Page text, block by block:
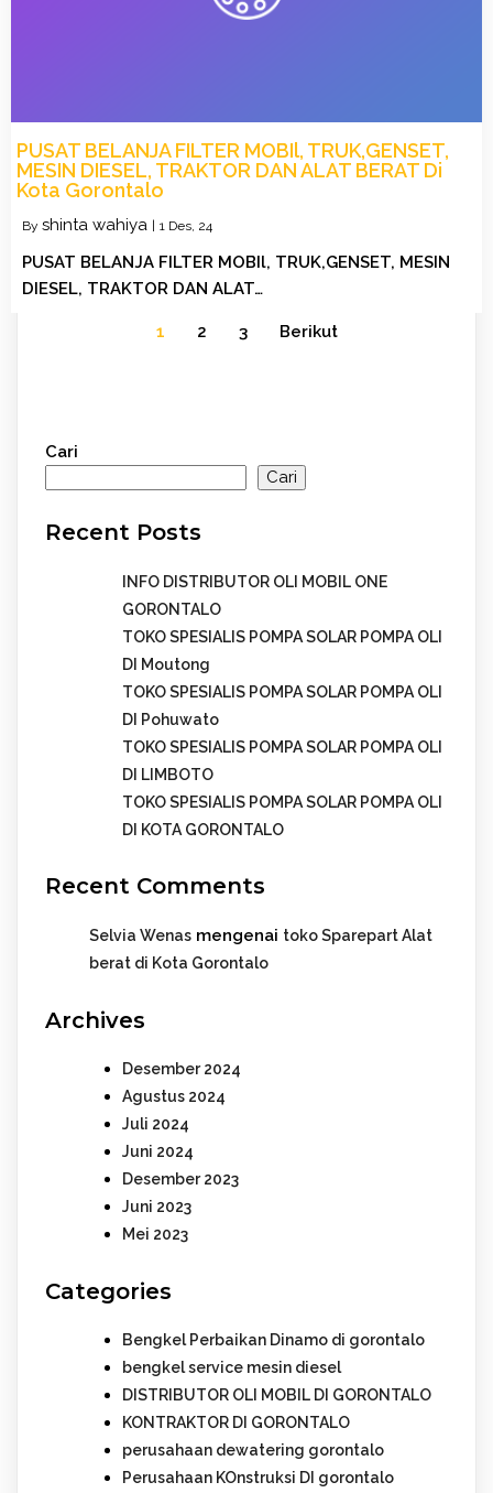
PUSAT BELANJA FILTER MOBIl, TRUK,GENSET,
MESIN DIESEL, TRAKTOR DAN ALAT BERAT Di
Kota Gorontalo
By shinta wahiya | 1 Des, 24
PUSAT BELANJA FILTER MOBIl, TRUK,GENSET, MESIN
DIESEL, TRAKTOR DAN ALAT…
1 2 3 Berikut
Cari
Cari
Recent Posts
INFO DISTRIBUTOR OLI MOBIL ONE
GORONTALO
TOKO SPESIALIS POMPA SOLAR POMPA OLI
DI Moutong
TOKO SPESIALIS POMPA SOLAR POMPA OLI
DI Pohuwato
TOKO SPESIALIS POMPA SOLAR POMPA OLI
DI LIMBOTO
TOKO SPESIALIS POMPA SOLAR POMPA OLI
DI KOTA GORONTALO
Recent Comments
Selvia Wenas mengenai toko Sparepart Alat
berat di Kota Gorontalo
Archives
Desember 2024
Agustus 2024
Juli 2024
Juni 2024
Desember 2023
Juni 2023
Mei 2023
Categories
Bengkel Perbaikan Dinamo di gorontalo
bengkel service mesin diesel
DISTRIBUTOR OLI MOBIL DI GORONTALO
KONTRAKTOR DI GORONTALO
perusahaan dewatering gorontalo
Perusahaan KOnstruksi DI gorontalo